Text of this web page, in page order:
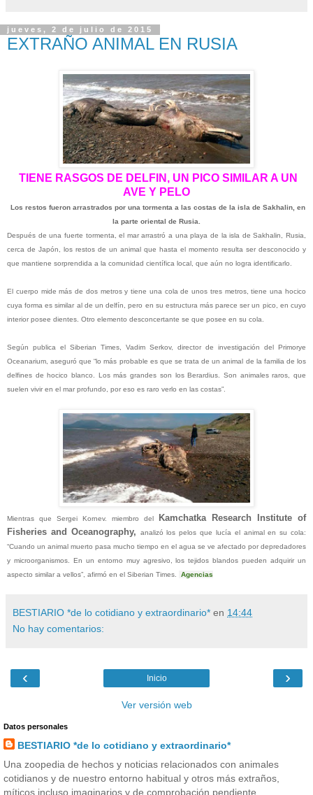
jueves, 2 de julio de 2015
EXTRAÑO ANIMAL EN RUSIA
TIENE RASGOS DE DELFIN, UN PICO SIMILAR A UN
AVE Y PELO
Los restos fueron arrastrados por una tormenta a las costas de la isla de Sakhalin, en
la parte oriental de Rusia.
Después de una fuerte tormenta, el mar arrastró a una playa de la isla de Sakhalin, Rusia,
cerca de Japón, los restos de un animal que hasta el momento resulta ser desconocido y
que mantiene sorprendida a la comunidad científica local, que aún no logra identificarlo.
El cuerpo mide más de dos metros y tiene una cola de unos tres metros, tiene una hocico
cuya forma es similar al de un delfín, pero en su estructura más parece ser un pico, en cuyo
interior posee dientes. Otro elemento desconcertante se que posee en su cola.
Según publica el Siberian Times, Vadim Serkov, director de investigación del Primorye
Oceanarium, aseguró que “lo más probable es que se trata de un animal de la familia de los
delfines de hocico blanco. Los más grandes son los Berardius. Son animales raros, que
suelen vivir en el mar profundo, por eso es raro verlo en las costas”.
Mientras que Sergei Kornev. miembro del
Kamchatka Research Institute of
Fisheries and Oceanography,
analizó los pelos que lucía el animal en su cola:
“Cuando un animal muerto pasa mucho tiempo en el agua se ve afectado por depredadores
y microorganismos. En un entorno muy agresivo, los tejidos blandos pueden adquirir un
aspecto similar a vellos”, afirmó en el Siberian Times.
Agencias
BESTIARIO *de lo cotidiano y extraordinario* en 14:44
No hay comentarios:
‹ ›
Inicio
Ver versión web
Datos personales
BESTIARIO *de lo cotidiano y extraordinario*
Una zoopedia de hechos y noticias relacionados con animales
cotidianos y de nuestro entorno habitual y otros más extraños,
míticos incluso imaginarios y de comprobación pendiente.